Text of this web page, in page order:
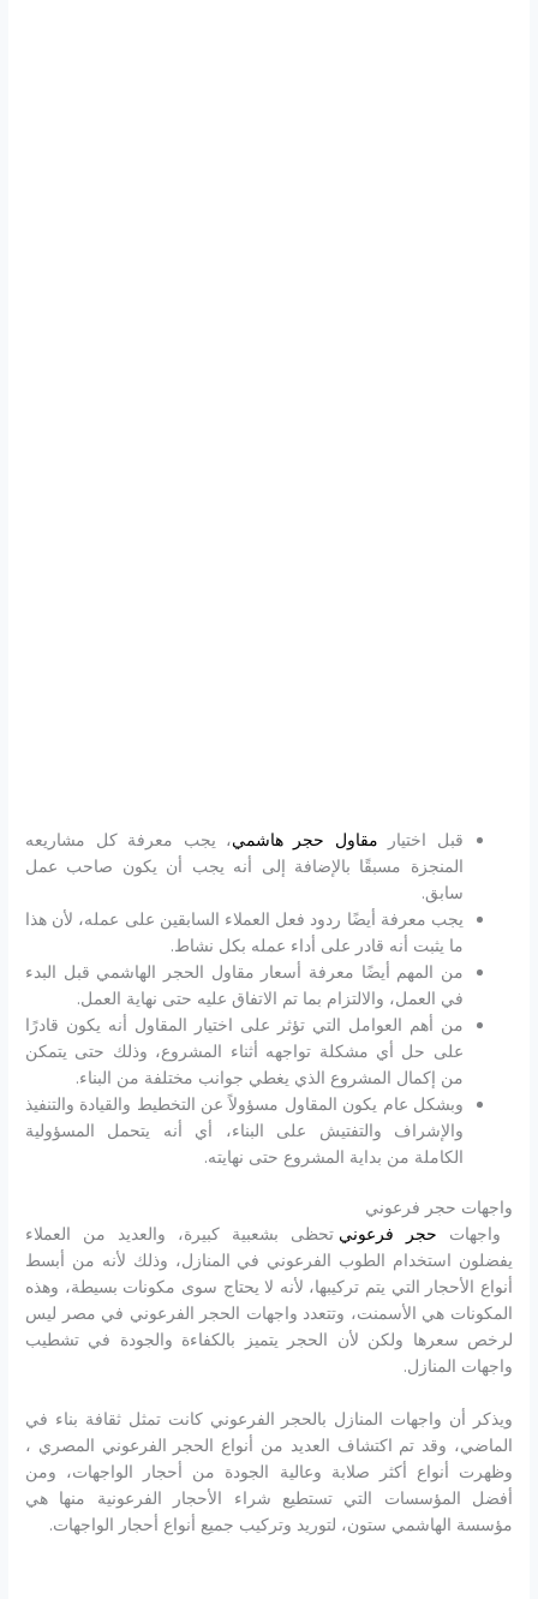
قبل اختيار مقاول حجر هاشمي، يجب معرفة كل مشاريعه
المنجزة مسبقًا بالإضافة إلى أنه يجب أن يكون صاحب عمل
سابق.
يجب معرفة أيضًا ردود فعل العملاء السابقين على عمله، لأن هذا
ما يثبت أنه قادر على أداء عمله بكل نشاط.
من المهم أيضًا معرفة أسعار مقاول الحجر الهاشمي قبل البدء
في العمل، والالتزام بما تم الاتفاق عليه حتى نهاية العمل.
من أهم العوامل التي تؤثر على اختيار المقاول أنه يكون قادرًا
على حل أي مشكلة تواجهه أثناء المشروع، وذلك حتى يتمكن
من إكمال المشروع الذي يغطي جوانب مختلفة من البناء.
وبشكل عام يكون المقاول مسؤولاً عن التخطيط والقيادة والتنفيذ
والإشراف والتفتيش على البناء، أي أنه يتحمل المسؤولية
الكاملة من بداية المشروع حتى نهايته.
واجهات حجر فرعوني
واجهات حجر فرعوني تحظى بشعبية كبيرة، والعديد من العملاء
يفضلون استخدام الطوب الفرعوني في المنازل، وذلك لأنه من أبسط
أنواع الأحجار التي يتم تركيبها، لأنه لا يحتاج سوى مكونات بسيطة، وهذه
المكونات هي الأسمنت، وتتعدد واجهات الحجر الفرعوني في مصر ليس
لرخص سعرها ولكن لأن الحجر يتميز بالكفاءة والجودة في تشطيب
واجهات المنازل.
ويذكر أن واجهات المنازل بالحجر الفرعوني كانت تمثل ثقافة بناء في
الماضي، وقد تم اكتشاف العديد من أنواع الحجر الفرعوني المصري ،
وظهرت أنواع أكثر صلابة وعالية الجودة من أحجار الواجهات، ومن
أفضل المؤسسات التي تستطيع شراء الأحجار الفرعونية منها هي
مؤسسة الهاشمي ستون، لتوريد وتركيب جميع أنواع أحجار الواجهات.